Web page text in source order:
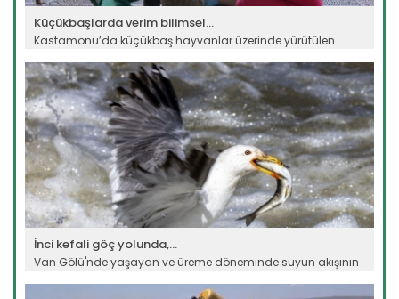
Küçükbaşlarda verim bilimsel...
Kastamonu’da küçükbaş hayvanlar üzerinde yürütülen
Devamını Oku ->
İnci kefali göç yolunda,...
Van Gölü'nde yaşayan ve üreme döneminde suyun akışının